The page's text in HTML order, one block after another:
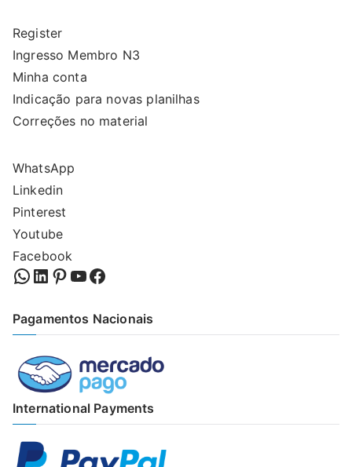
Register
Ingresso Membro N3
Minha conta
Indicação para novas planilhas
Correções no material
WhatsApp
Linkedin
Pinterest
Youtube
Facebook
WhatsApp
LinkedIn
Pinterest
YouTube
Facebook
Pagamentos Nacionais
International Payments